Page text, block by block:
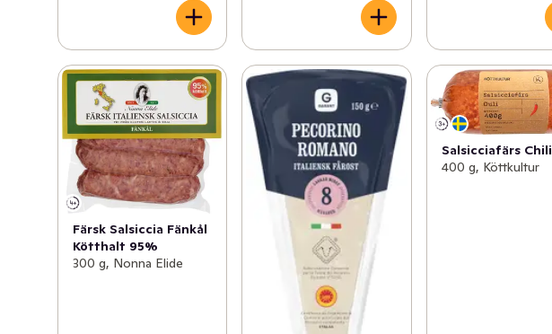
Färsk Salsiccia Fänkål
Kötthalt 95%
300 g, Nonna Elide
Salsicciafärs Chili
400 g, Köttkultur